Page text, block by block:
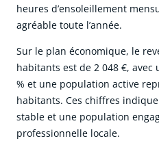
heures d’ensoleillement
agréable toute l’année.
Sur le plan économique, le
habitants est de 2 048 €, avec
% et une population active
habitants. Ces chiffres
stable et une population
professionnelle locale.